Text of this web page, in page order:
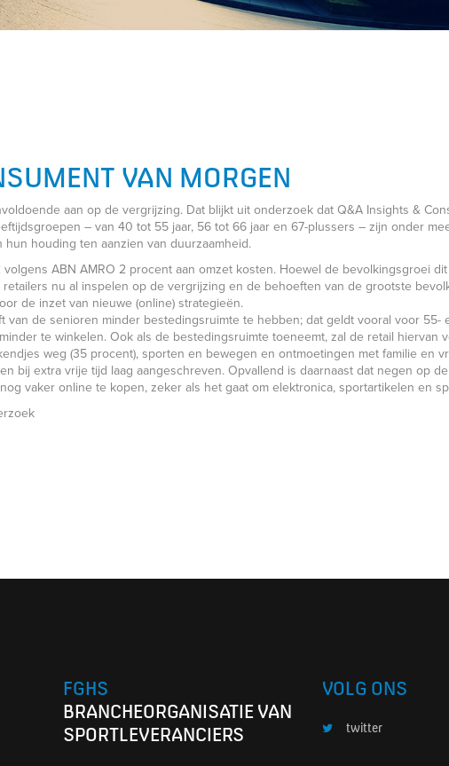
VAN MORGEN
aan op de vergrijzing. Dat blijkt uit onderzoek dat Q&A Insights &
– van 40 tot 55 jaar, 56 tot 66 jaar en 67-plussers – zijn onder
houding ten aanzien van duurzaamheid.
ABN AMRO 2 procent aan omzet kosten. Hoewel de bevolkingsgroei
nu al inspelen op de vergrijzing en de behoeften van de grootste
de inzet van nieuwe (online) strategieën.
van de senioren minder bestedingsruimte te hebben; dat geldt vooral voor
te winkelen. Ook als de bestedingsruimte toeneemt, zal de retail
weg (35 procent), sporten en bewegen en ontmoetingen met familie en
bij extra vrije tijd laag aangeschreven. Opvallend is daarnaast dat negen op
vaker online te kopen, zeker als het gaat om elektronica, sportartikelen en
FGHS
BRANCHEORGANISATIE VAN
SPORTLEVERANCIERS
VOLG ONS
twitter